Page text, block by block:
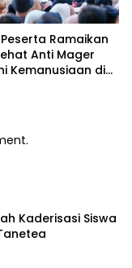
Ramaikan
Anti Mager
Kemanusiaan di
Kaderisasi Siswa